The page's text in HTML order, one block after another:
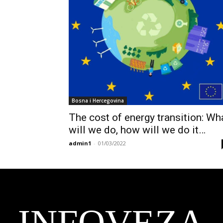
Bosna i Hercegovina
The cost of energy transition:
will we do, how will we do it…
admin1 - 01/03/2022